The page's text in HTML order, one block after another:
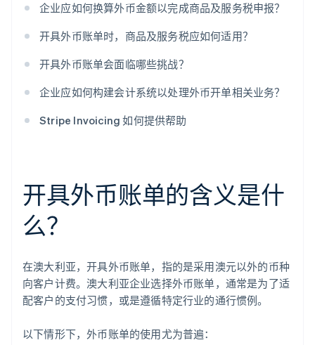
企业应如何换算外币金额以完成商品及服务税申报？
开具外币账单时，商品及服务税应如何适用？
开具外币账单会面临哪些挑战？
企业应如何构建会计系统以处理外币开单相关业务？
Stripe Invoicing 如何提供帮助
开具外币账单的含义是什
么？
在澳大利亚，开具外币账单，指的是采用澳元以外的币种
向客户计费。澳大利亚企业选择外币账单，通常是为了适
配客户的支付习惯，或是遵循特定行业的通行惯例。
以下情形下，外币账单的使用尤为普遍：